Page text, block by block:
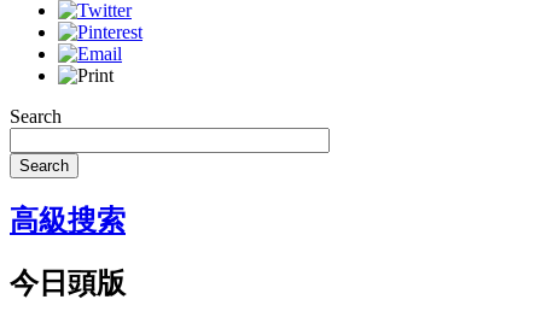
Search
Search
高級搜索
今日頭版